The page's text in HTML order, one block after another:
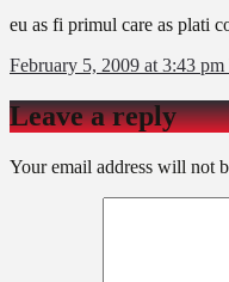
eu as fi primul care as plati
February 5, 2009 at 3:43 pm
Leave a reply
Your email address will not